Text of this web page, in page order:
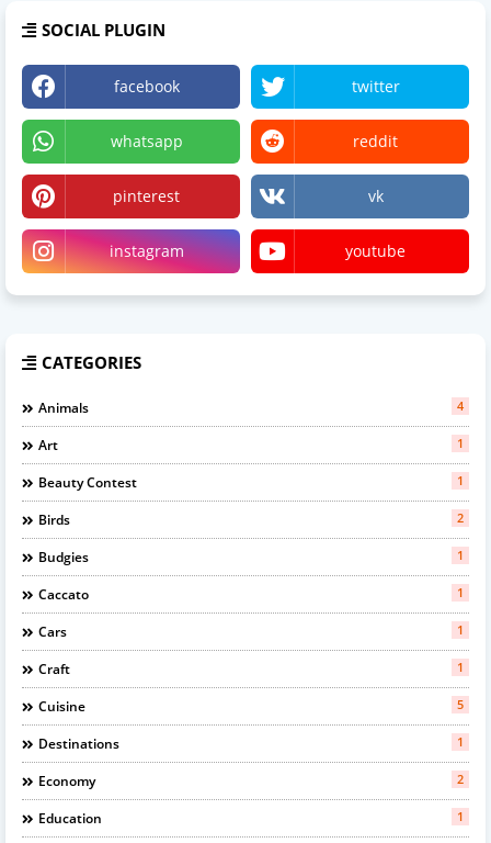
SOCIAL PLUGIN
facebook twitter
whatsapp reddit
pinterest vk
instagram youtube
CATEGORIES
Animals 4
Art 1
Beauty Contest 1
Birds 2
Budgies 1
Caccato 1
Cars 1
Craft 1
Cuisine 5
Destinations 1
Economy 2
Education 1